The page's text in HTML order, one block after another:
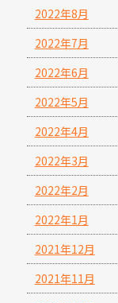
2022年8月
2022年7月
2022年6月
2022年5月
2022年4月
2022年3月
2022年2月
2022年1月
2021年12月
2021年11月